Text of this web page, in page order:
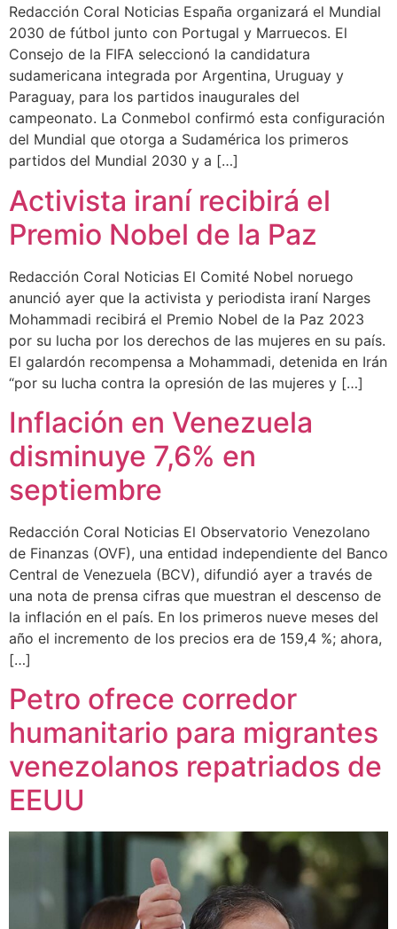
Redacción Coral Noticias España organizará el Mundial
2030 de fútbol junto con Portugal y Marruecos. El
Consejo de la FIFA seleccionó la candidatura
sudamericana integrada por Argentina, Uruguay y
Paraguay, para los partidos inaugurales del
campeonato. La Conmebol confirmó esta configuración
del Mundial que otorga a Sudamérica los primeros
partidos del Mundial 2030 y a […]
Activista iraní recibirá el
Premio Nobel de la Paz
Redacción Coral Noticias El Comité Nobel noruego
anunció ayer que la activista y periodista iraní Narges
Mohammadi recibirá el Premio Nobel de la Paz 2023
por su lucha por los derechos de las mujeres en su país.
El galardón recompensa a Mohammadi, detenida en Irán
“por su lucha contra la opresión de las mujeres y […]
Inflación en Venezuela
disminuye 7,6% en
septiembre
Redacción Coral Noticias El Observatorio Venezolano
de Finanzas (OVF), una entidad independiente del Banco
Central de Venezuela (BCV), difundió ayer a través de
una nota de prensa cifras que muestran el descenso de
la inflación en el país. En los primeros nueve meses del
año el incremento de los precios era de 159,4 %; ahora,
[…]
Petro ofrece corredor
humanitario para migrantes
venezolanos repatriados de
EEUU